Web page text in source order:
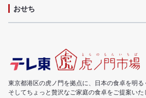
おせち
東京都港区の虎ノ門を拠点に、日本の食卓を明る
そしてちょっと贅沢なご家庭の食卓をご提案いた